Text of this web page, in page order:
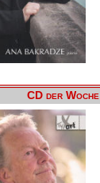
CD der Woche